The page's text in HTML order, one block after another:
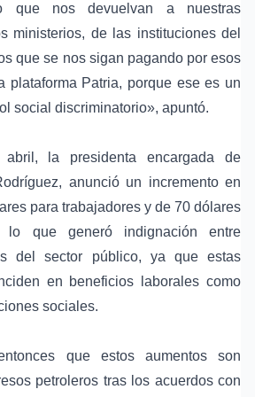
que nos devuelvan a nuestras
ministerios, de las instituciones del
que se nos sigan pagando por esos
plataforma Patria, porque ese es un
social discriminatorio», apuntó.
la presidenta encargada de
, anunció un incremento en
para trabajadores y de 70 dólares
lo que generó indignación entre
del sector público, ya que estas
en beneficios laborales como
sociales.
que estos aumentos son
petroleros tras los acuerdos con